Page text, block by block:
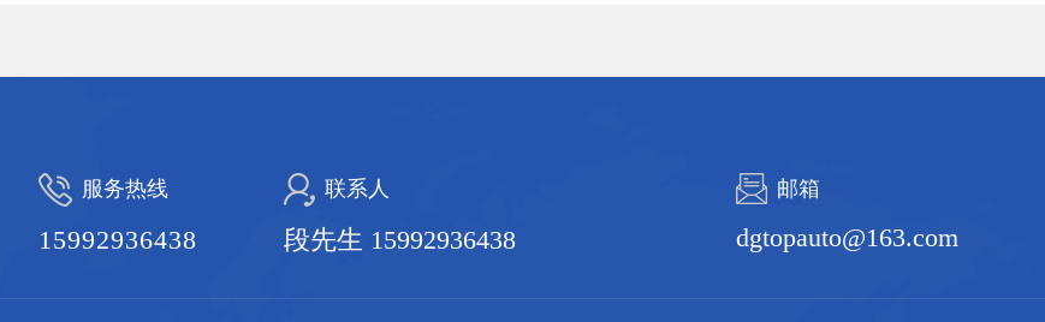
服务热线
15992936438
联系人
段先生 15992936438
邮箱
dgtopauto@163.com